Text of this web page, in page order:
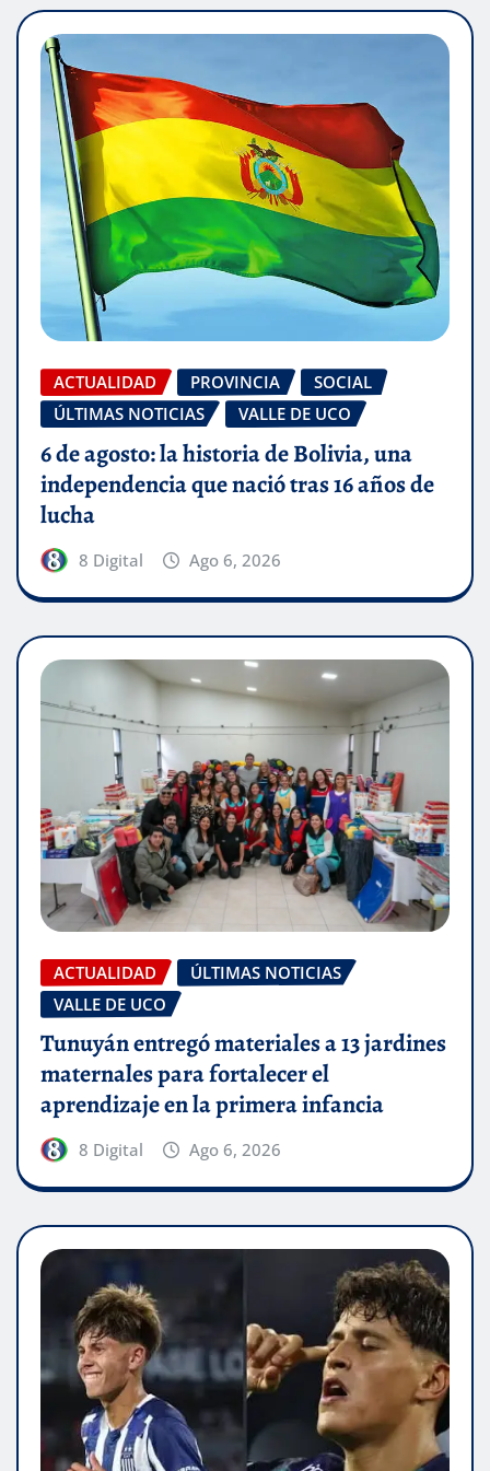
ACTUALIDAD PROVINCIA
SOCIAL
ÚLTIMAS NOTICIAS
VALLE DE UCO
6 de agosto: la historia de Bolivia, una
independencia que nació tras 16 años de
lucha
8 Digital Ago 6, 2026
ACTUALIDAD
ÚLTIMAS NOTICIAS
VALLE DE UCO
Tunuyán entregó materiales a 13 jardines
maternales para fortalecer el
aprendizaje en la primera infancia
8 Digital Ago 6, 2026